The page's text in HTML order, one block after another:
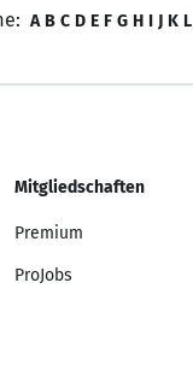
A B C D E F G H I J K L
Mitgliedschaften
Premium
ProJobs